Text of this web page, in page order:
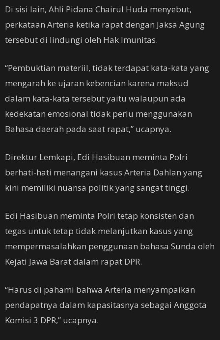
Di sisi lain, Ahli Pidana Chairul Huda menyebut,
perkataan Arteria ketika rapat dengan Jaksa Agung
tersebut di lindungi oleh Hak Imunitas.
“Pembuktian materiil, tidak terdapat kata-kata yang
mengarah ke ujaran kebencian karena maksud
dalam kata-kata tersebut yaitu walaupun ada
kedekatan emosional tidak perlu menggunakan
Bahasa daerah pada saat rapat,” ucapnya.
Direktur Lemkapi, Edi Hasibuan meminta Polri
berhati-hati menangani kasus Arteria Dahlan yang
kini memiliki nuansa politik yang sangat tinggi.
Edi Hasibuan meminta Polri tetap konsisten dan
tegas untuk tetap tidak melanjutkan kasus yang
mempermasalahkan penggunaan bahasa Sunda oleh
Kejati Jawa Barat dalam rapat DPR.
“Harus di pahami bahwa Arteria menyampaikan
pendapatnya dalam kapasitasnya sebagai Anggota
Komisi 3 DPR,” ucapnya.